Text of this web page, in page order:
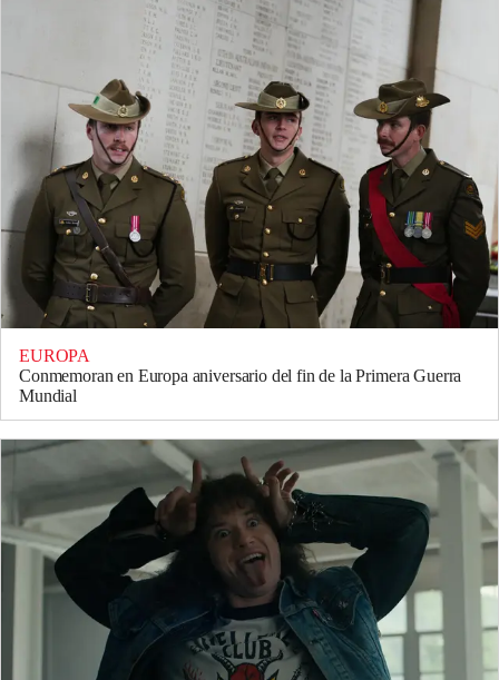
EUROPA
Conmemoran en Europa aniversario del fin de la Primera Guerra
Mundial